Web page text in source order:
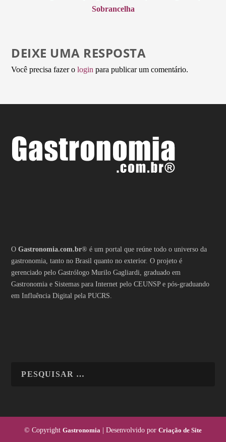
Sobrancelha
DEIXE UMA RESPOSTA
Você precisa fazer ologin para publicar um comentário.
OGastronomia.com.br® é um portal que reúne todo o universo da
gastronomia, tanto no Brasil quanto no exterior. O projeto é
gerenciado pelo Gastrólogo Murilo Gagliardi, graduado em
Gastronomia e Sistemas para Internet pelo CEUNSP e pós-graduando
em Influência Digital pela PUCRS.
© Copyright Gastronomia | Desenvolvido por Criação de Site